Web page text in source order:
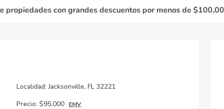
Localidad: Jacksonville, FL 32221
Precio: $95,000 EMV